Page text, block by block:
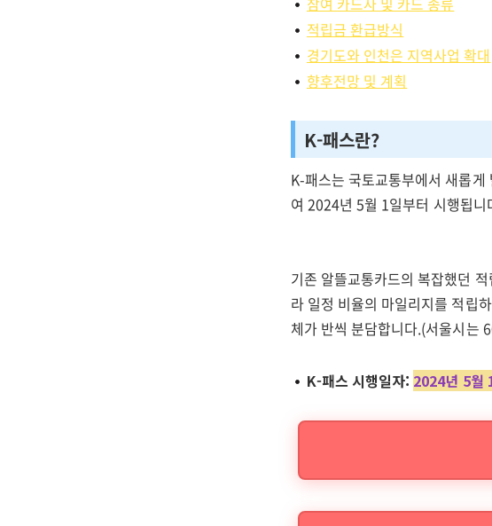
적립금 환급방식
경기도와 인천은 지역사업 확대
향후전망 및 계획
K-패스란?
K-패스는 국토교통부에서 새롭
여 2024년 5월 1일부터 시행됩니
기존 알뜰교통카드의 복잡했던
라 일정 비율의 마일리지를 적립
체가 반씩 분담합니다.(서울시는
K-패스 시행일자: 2024년 5월